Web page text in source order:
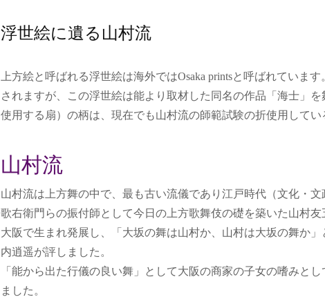
浮世絵に遺る山村流
上方絵と呼ばれる浮世絵は海外ではOsaka printsと呼ばれていま
されますが、この浮世絵は能より取材した同名の作品「海士」
使用する扇）の柄は、現在でも山村流の師範試験の折使用してい
山村流
山村流は上方舞の中で、最も古い流儀であり江戸時代（文化・
歌右衛門らの振付師として今日の上方歌舞伎の礎を築いた山村友
大阪で生まれ発展し、「大坂の舞は山村か、山村は大坂の舞か
内逍遥が評しました。
「能から出た行儀の良い舞」として大阪の商家の子女の嗜みと
ました。